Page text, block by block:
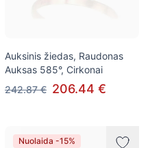
Auksinis žiedas, Raudonas
Auksas 585°, Cirkonai
242.87 € 206.44 €
Nuolaida -15%